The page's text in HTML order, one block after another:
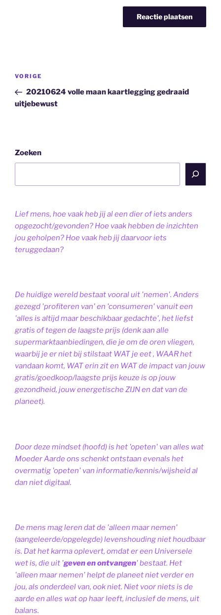
Bericht
Vorig
bericht
VORIGE
20210624 volle maan kaartlegging gedraaid
uitjebewust
Zoeken
Lief mens, hoe vaak heb jij al een dier of iets anders
opgezocht/gevonden? Hoe vaak hebben de inzichten
jou geholpen? Hoe vaak heb jij daarvoor iets
teruggedaan?
De huidige wereld bestaat vooral uit 'nemen'. Anders
gezegd 'profiteren van' en 'consumeren' vanuit een
'alles is altijd maar beschikbaar gedachte', het liefst
gratis of tegen de laagste prijs (denk aan alle
supermarktaanbiedingen, die je om de oren vliegen,
waarbij je er niet bij stilstaat WAT je eet , WAAR het
vandaan komt, WAT erin zit en WAT de impact van jouw
gratis/goedkoop/laagste prijs keuze is op jouw
gezondheid, jouw energetische ZIJN en dat van de
planeet).
Door deze mindset (hoofd) is het 'opeten' van alles wat
Moeder Aarde ons schenkt ontstaan evenals het
overmatig 'opeten' van informatie/kennis/wijsheid al
dan niet digitaal.
De mens mag leren dat de 'alleen maar nemen'
(aangeleerde/opgelegde) levenshouding niet houdbaar
is. Dat het karma oplevert, omdat er een Universele
wet is, die uit 'geven en ontvangen' bestaat. Het
'alleen maar nemen' helpt de planeet niet verder en
jou, als onderdeel van, ook niet. Niet voor niets is de
aarde en alles wat op haar leeft, inclusief de mens, uit
balans.